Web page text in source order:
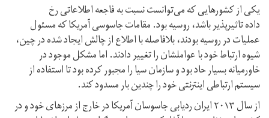
یکی از کشورهایی که می‌توانست نسبت به فاجعه اطلاعاتی رخ
داده تاثیرپذیر باشد، روسیه بود. مقامات جاسوسی آمریکا که مسئول
عملیات در روسیه بودند، بلافاصله با اطلاع از چالش ایجاد شده در چین،
شیوه ارتباط خود با عواملشان را تغییر دادند. اما مشکل موجود در
خاورمیانه بسیار حاد بود و سازمان سیا را مجبور کرده بود تا استفاده از
سیستم ارتباطی اینترنتی خود را چندین بار مسدود کند.
از سال ۲۰۱۳ ایران ردیابی جاسوسان آمریکا در خارج از مرزهای خود و در